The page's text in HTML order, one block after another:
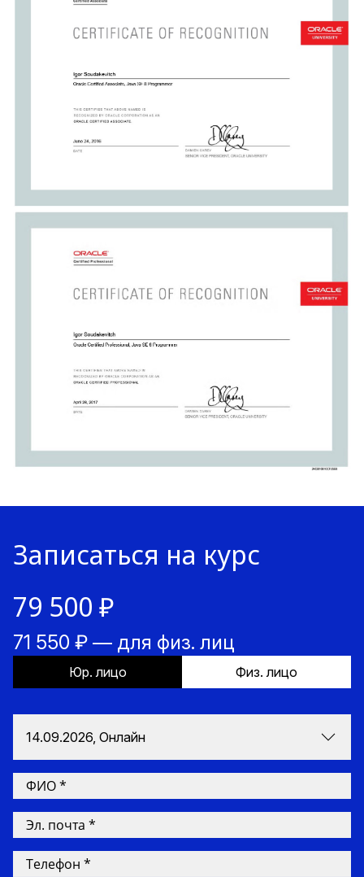
Записаться на курс
79 500 ₽
71 550 ₽ — для физ. лиц
Юр. лицо Физ. лицо
14.09.2026, Онлайн